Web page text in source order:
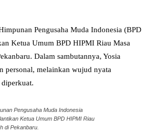
Pengusaha Muda Indonesia (BPD
Ketua Umum BPD HIPMI Riau Masa
Dalam sambutannya, Yosia
personal, melainkan wujud nyata
Pengusaha Muda Indonesia
Ketua Umum BPD HIPMI Riau
di Pekanbaru.